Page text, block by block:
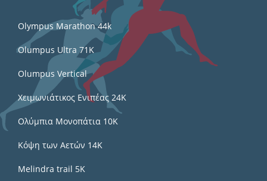
Olympus Marathon 44k
Olumpus Ultra 71K
Olumpus Vertical
Χειμωνιάτικος Ενιπέας 24Κ
Ολύμπια Μονοπάτια 10Κ
Κόψη των Αετών 14Κ
Melindra trail 5Κ